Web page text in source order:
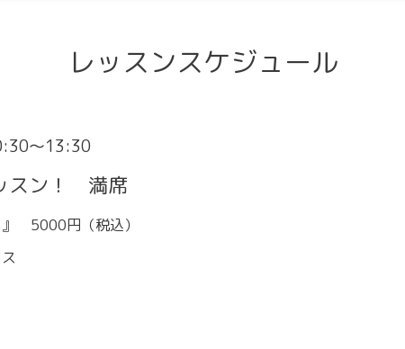
レッスンスケジュール
～13:30
スン！ 満席
』 5000円（税込）